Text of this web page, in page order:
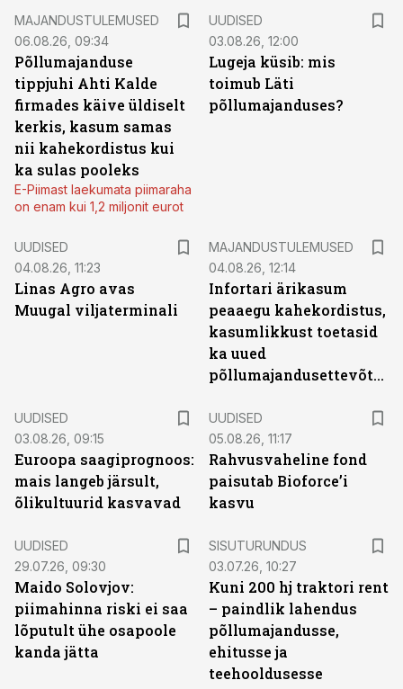
MAJANDUSTULEMUSED
06.08.26, 09:34
Põllumajanduse
tippjuhi Ahti Kalde
firmades käive üldiselt
kerkis, kasum samas
nii kahekordistus kui
ka sulas pooleks
E-Piimast laekumata piimaraha
on enam kui 1,2 miljonit eurot
UUDISED
03.08.26, 12:00
Lugeja küsib: mis
toimub Läti
põllumajanduses?
UUDISED
04.08.26, 11:23
Linas Agro avas
Muugal viljaterminali
MAJANDUSTULEMUSED
04.08.26, 12:14
Infortari ärikasum
peaaegu kahekordistus,
kasumlikkust toetasid
ka uued
põllumajandusettevõtted
UUDISED
03.08.26, 09:15
Euroopa saagiprognoos:
mais langeb järsult,
õlikultuurid kasvavad
UUDISED
05.08.26, 11:17
Rahvusvaheline fond
paisutab Bioforce’i
kasvu
UUDISED
29.07.26, 09:30
Maido Solovjov:
piimahinna riski ei saa
lõputult ühe osapoole
kanda jätta
SISUTURUNDUS
03.07.26, 10:27
Kuni 200 hj traktori rent
– paindlik lahendus
põllumajandusse,
ehitusse ja
teehooldusesse